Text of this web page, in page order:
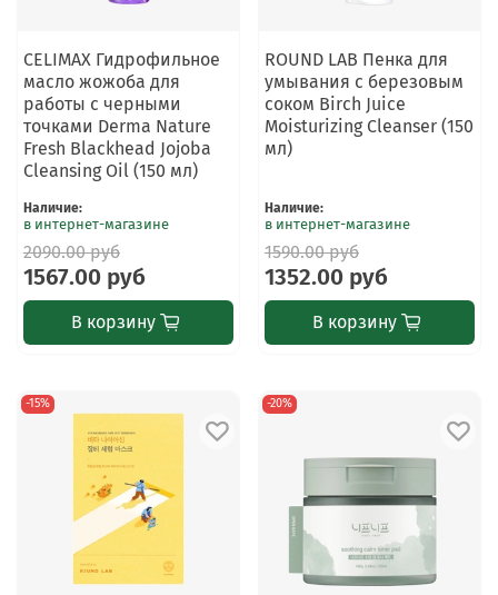
CELIMAX Гидрофильное
масло жожоба для
работы с черными
точками Derma Nature
Fresh Blackhead Jojoba
Cleansing Oil (150 мл)
Наличие:
в интернет-магазине
2090.00 руб
1567.00 руб
В корзину
ROUND LAB Пенка для
умывания с березовым
соком Birch Juice
Moisturizing Cleanser (150
мл)
Наличие:
в интернет-магазине
1590.00 руб
1352.00 руб
В корзину
-15% -20%